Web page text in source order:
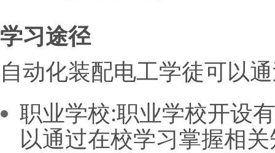
学习途径
自动化装配电工学徒可以
职业学校:职业学校开设
以通过在校学习掌握相